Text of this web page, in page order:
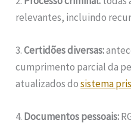
relevantes, incluindo
3.Certidões diversas:
cumprimento parcial da
atualizados dosistema
4. Documentos pessoais: